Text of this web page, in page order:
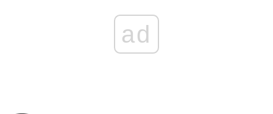
ad